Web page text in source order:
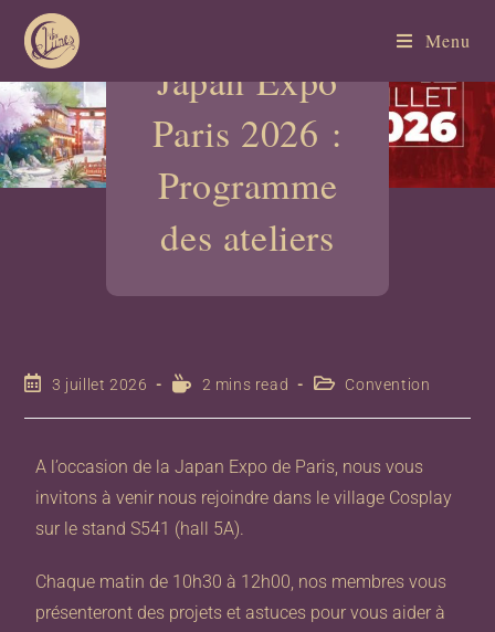
Menu
Japan Expo
Paris 2026 :
Programme
des ateliers
3 juillet 2026 2 mins read Convention
A l’occasion de la Japan Expo de Paris, nous vous
invitons à venir nous rejoindre dans le village Cosplay
sur le stand S541 (hall 5A).
Chaque matin de 10h30 à 12h00, nos membres vous
présenteront des projets et astuces pour vous aider à